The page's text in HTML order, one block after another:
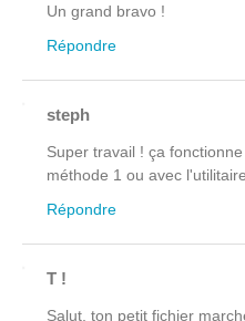
Un grand bravo !
Répondre
steph
Super travail ! ça
méthode 1 ou avec
Répondre
T !
Salut, ton petit fichier